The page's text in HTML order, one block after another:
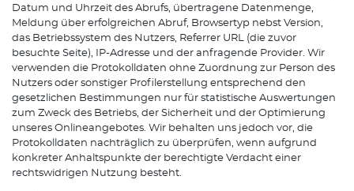
Datum und Uhrzeit des Abrufs, übertragene Datenmenge,
Meldung über erfolgreichen Abruf, Browsertyp nebst Version,
das Betriebssystem des Nutzers, Referrer URL (die zuvor
besuchte Seite), IP-Adresse und der anfragende Provider. Wir
verwenden die Protokolldaten ohne Zuordnung zur Person des
Nutzers oder sonstiger Profilerstellung entsprechend den
gesetzlichen Bestimmungen nur für statistische Auswertungen
zum Zweck des Betriebs, der Sicherheit und der Optimierung
unseres Onlineangebotes. Wir behalten uns jedoch vor, die
Protokolldaten nachträglich zu überprüfen, wenn aufgrund
konkreter Anhaltspunkte der berechtigte Verdacht einer
rechtswidrigen Nutzung besteht.